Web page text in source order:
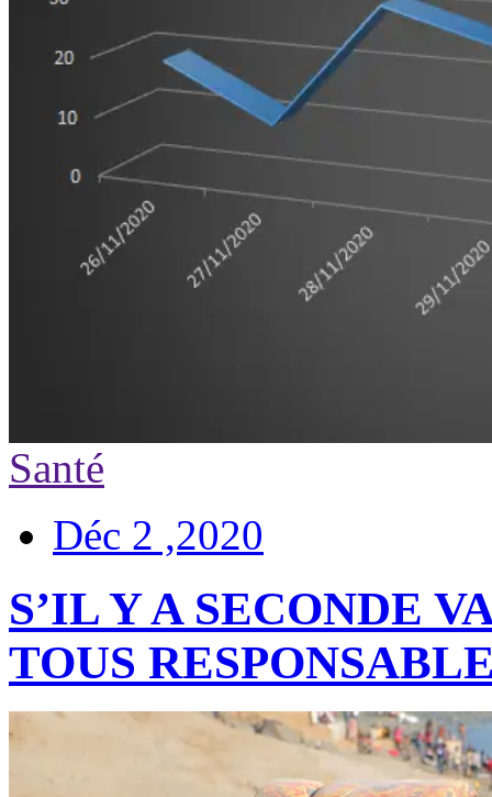
Santé
Déc 2 ,2020
S’IL Y A SECONDE
TOUS